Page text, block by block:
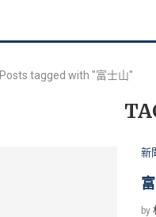
Posts tagged with "富士山"
新
by